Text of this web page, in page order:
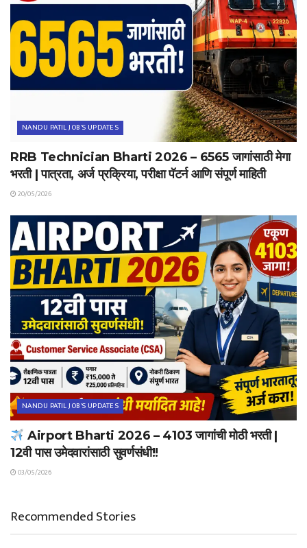
NANDU PATIL JOB'S UPDATES
RRB Technician Bharti 2026 – 6565 जागांसाठी मेगा
भरती | पात्रता, अर्ज प्रक्रिया, परीक्षा पॅटर्न आणि संपूर्ण माहिती
20/05/2026
NANDU PATIL JOB'S UPDATES
Airport Bharti 2026 – 4103 जागांची मोठी भरती |
12वी पास उमेदवारांसाठी सुवर्णसंधी!!
03/05/2026
Recommended Stories